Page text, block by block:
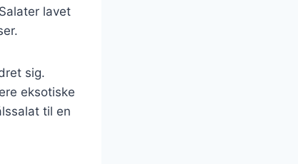
lavet
sig.
eksotiske
til en